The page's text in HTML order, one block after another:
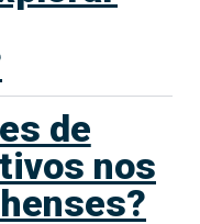
de
nos